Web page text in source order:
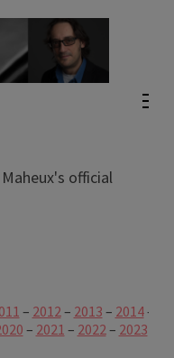
official
– 2012– 2013 – 2014–
– 2021 – 2022– 2023